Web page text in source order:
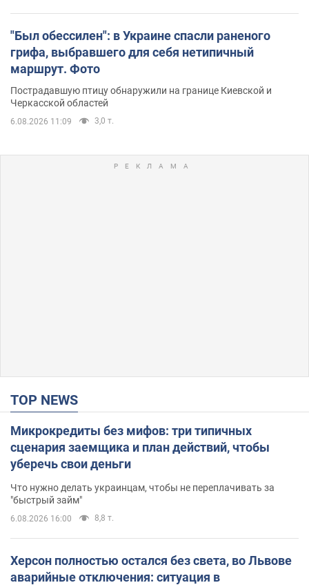
"Был обессилен": в Украине спасли раненого
грифа, выбравшего для себя нетипичный
маршрут. Фото
Пострадавшую птицу обнаружили на границе Киевской и
Черкасской областей
6.08.2026 11:09 3,0 т.
TOP NEWS
Микрокредиты без мифов: три типичных
сценария заемщика и план действий, чтобы
уберечь свои деньги
Что нужно делать украинцам, чтобы не переплачивать за
"быстрый займ"
6.08.2026 16:00 8,8 т.
Херсон полностью остался без света, во Львове
аварийные отключения: ситуация в